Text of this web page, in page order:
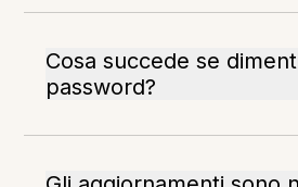
Cosa succede se
password?